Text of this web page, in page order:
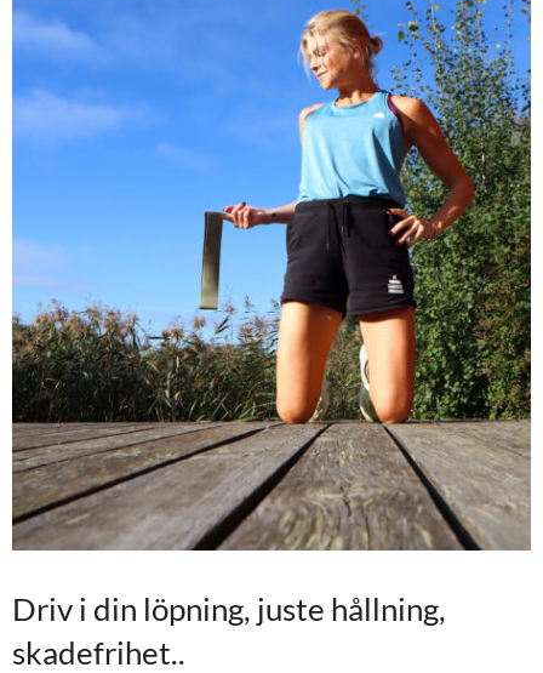
Driv i din löpning, juste hållning,
skadefrihet..